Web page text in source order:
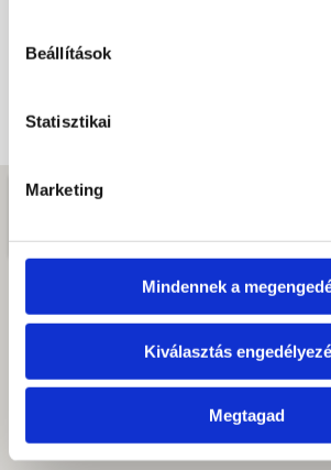
Beállítások
Statisztikai
Marketing
Mindennek a
Kiválasztás
Megtagad